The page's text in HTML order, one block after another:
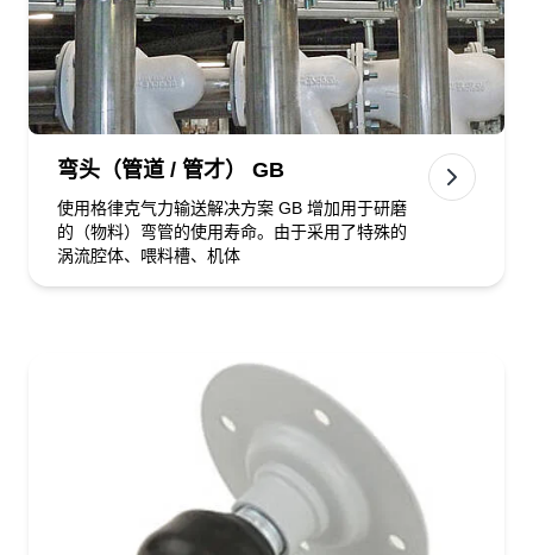
弯头（管道 / 管才） GB
使用格律克气力输送解决方案 GB 增加用于研磨
的（物料）弯管的使用寿命。由于采用了特殊的
涡流腔体、喂料槽、机体